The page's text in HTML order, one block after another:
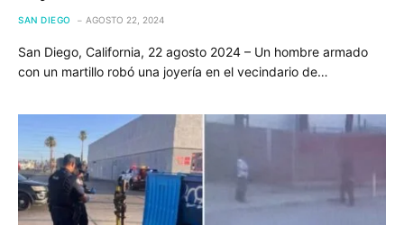
SAN DIEGO AGOSTO 22, 2024
San Diego, California, 22 agosto 2024 – Un hombre armado
con un martillo robó una joyería en el vecindario de…